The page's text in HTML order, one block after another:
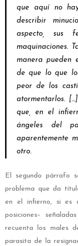
que aquí no
describir
aspecto, sus
maquinaciones.
manera pueden
de que lo que
peor de los
atormentarlos.
que, en el
ángeles del
aparentemente
otro.
El segundo párrafo
problema que da
en el infierno, si es
posiciones–
recuenta los males
parasita de la